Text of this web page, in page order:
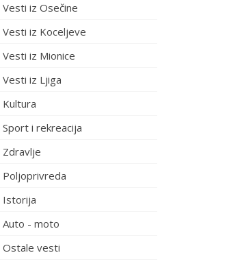
Vesti iz Osečine
Vesti iz Koceljeve
Vesti iz Mionice
Vesti iz Ljiga
Kultura
Sport i rekreacija
Zdravlje
Poljoprivreda
Istorija
Auto - moto
Ostale vesti